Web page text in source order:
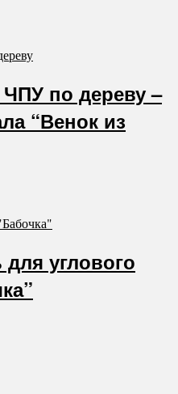
по дереву –
“Венок из
углового